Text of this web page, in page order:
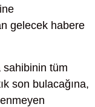
gelecek habere
tüm
son bulacağına,